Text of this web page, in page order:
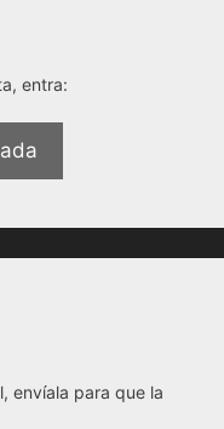
entra:
envíala para que la